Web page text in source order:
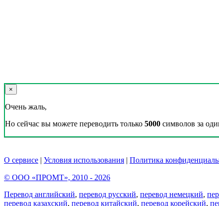
×
Очень жаль,
Но сейчас вы можете переводить только 5000 символов за
О сервисе | Условия использования | Политика
© ООО «ПРОМТ», 2010 - 2026
Перевод английский, перевод русский, перевод немецкий,
перевод казахский, перевод китайский, перевод корейский,